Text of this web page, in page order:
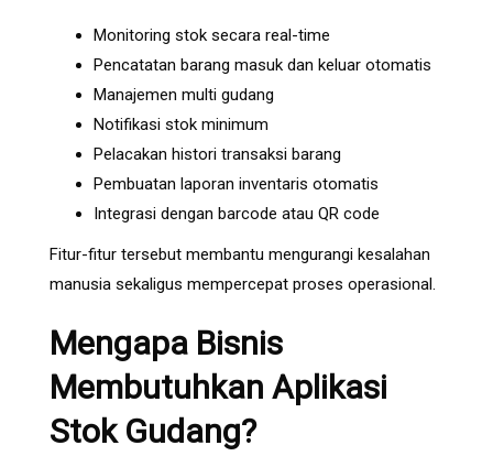
Monitoring stok secara real-time
Pencatatan barang masuk dan keluar otomatis
Manajemen multi gudang
Notifikasi stok minimum
Pelacakan histori transaksi barang
Pembuatan laporan inventaris otomatis
Integrasi dengan barcode atau QR code
Fitur-fitur tersebut membantu mengurangi kesalahan
manusia sekaligus mempercepat proses operasional.
Mengapa Bisnis
Membutuhkan Aplikasi
Stok Gudang?